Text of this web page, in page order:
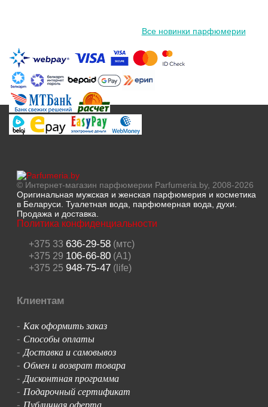
Все новинки парфюмерии
© Интернет-магазин парфюмерии Parfumeria.by, 2008-2026
Оригинальная мужская и женская парфюмерия и косметика
в Беларуси. Туалетная вода, парфюмерная вода, духи.
Продажа и доставка.
Политика конфиденциальности
+375 33 636-29-58(мтс)
+375 29 106-66-80(A1)
+375 25 948-75-47(life)
Клиентам
- Как оформить заказ
- Способы оплаты
-Доставка и самовывоз
- Обмен и возврат товара
-Дисконтная программа
- Подарочный сертификат